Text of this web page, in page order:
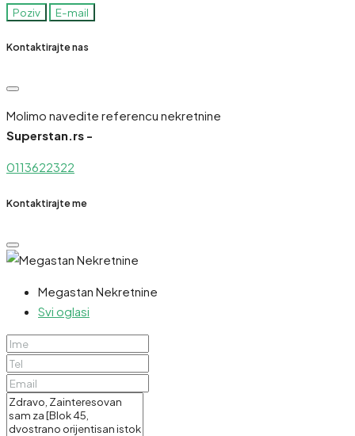
Poziv E-mail
Kontaktirajte nas
Molimo navedite referencu nekretnine
Superstan.rs -
0113622322
Kontaktirajte me
Megastan Nekretnine
Svi oglasi